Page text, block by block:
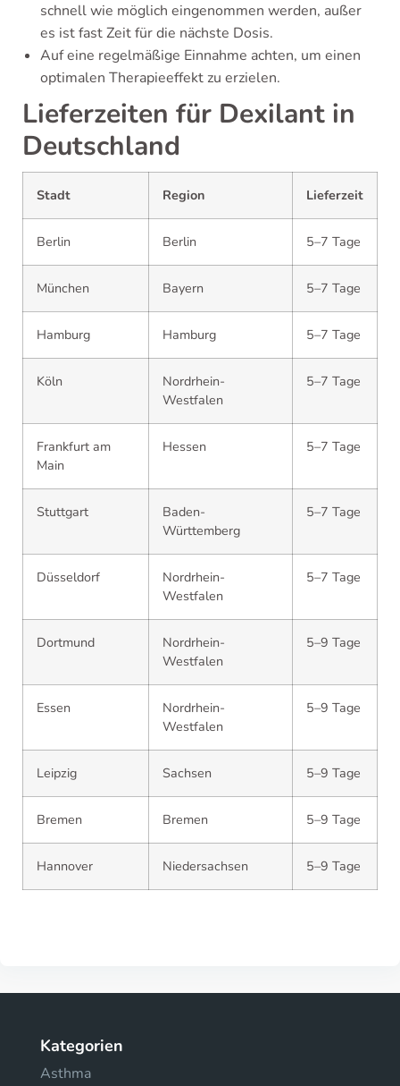
schnell wie möglich eingenommen werden, außer
es ist fast Zeit für die nächste Dosis.
Auf eine regelmäßige Einnahme achten, um einen
optimalen Therapieeffekt zu erzielen.
Lieferzeiten für Dexilant in
Deutschland
Stadt Region Lieferzeit
Berlin Berlin 5–7 Tage
München Bayern 5–7 Tage
Hamburg Hamburg 5–7 Tage
Köln
Nordrhein-
Westfalen
5–7 Tage
Frankfurt am
Main
Hessen 5–7 Tage
Stuttgart
Baden-
Württemberg
5–7 Tage
Düsseldorf
Nordrhein-
Westfalen
5–7 Tage
Dortmund
Nordrhein-
Westfalen
5–9 Tage
Essen
Nordrhein-
Westfalen
5–9 Tage
Leipzig Sachsen 5–9 Tage
Bremen Bremen 5–9 Tage
Hannover Niedersachsen 5–9 Tage
Kategorien
Asthma